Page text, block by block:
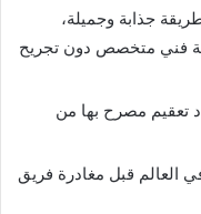
جذابة وجميلة،
فني متخصص دون تجريح
تعقيم مصرح بها من
العالم قبل مغادرة فريق